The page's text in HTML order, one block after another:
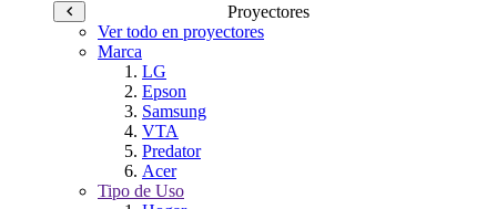
Proyectores
Ver todo en proyectores
Marca
LG
Epson
Samsung
VTA
Predator
Acer
Tipo de Uso